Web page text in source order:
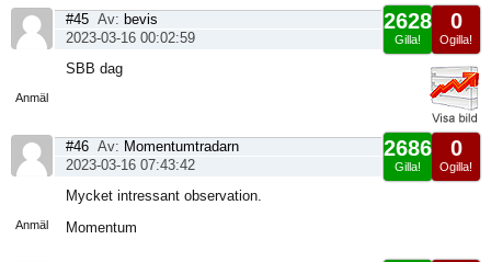
Anmäl
0
Ogilla!
2628
Gilla!
#45 Av: bevis
2023-03-16 00:02:59
SBB dag
Anmäl
0
Ogilla!
2686
Gilla!
#46 Av: Momentumtradarn
2023-03-16 07:43:42
Mycket intressant observation.
Momentum